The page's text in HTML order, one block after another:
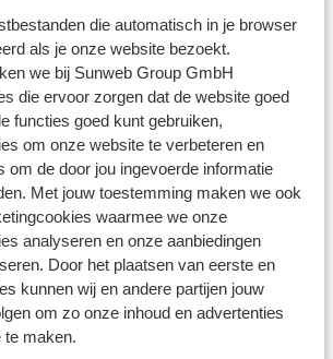
die automatisch in je browser
als je onze website bezoekt.
we bij Sunweb Group GmbH
die ervoor zorgen dat de website goed
functies goed kunt gebruiken,
om onze website te verbeteren en
om de door jou ingevoerde informatie
Met jouw toestemming maken we ook
waarmee we onze
analyseren en onze aanbiedingen
Door het plaatsen van eerste en
kunnen wij en andere partijen jouw
om zo onze inhoud en advertenties
te maken.
Beach
affiliated by Melia - Adults
Resort & Spa - adults only